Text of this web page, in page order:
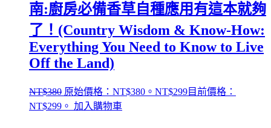
南:廚房必備香草自種應用有這本就夠
了！(Country Wisdom & Know-How:
Everything You Need to Know to Live
Off the Land)
NT$380 原始價格：NT$380。 NT$299目前價格：
NT$299。 加入購物車